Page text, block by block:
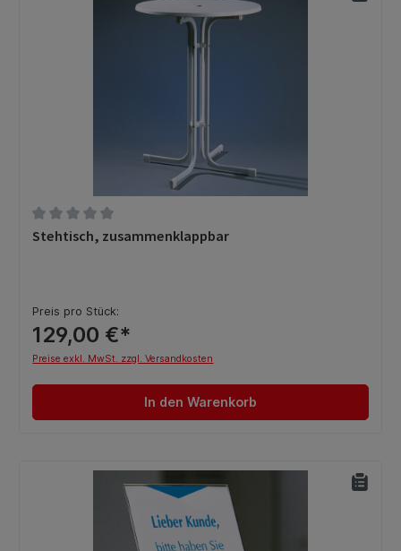
Durchschnittliche Bewertung von 0 von 5 Sternen
Stehtisch, zusammenklappbar
Preis pro Stück:
129,00 €*
Preise exkl. MwSt. zzgl. Versandkosten
In den Warenkorb